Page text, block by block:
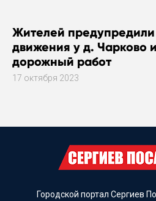
Жителей
движения у д. Чарково
дорожный работ
17 октября 2023
Городской портал Сергиев